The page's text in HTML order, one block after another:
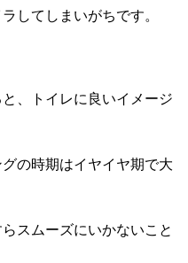
してしまいがちです。
、トイレに良いイメージ
の時期はイヤイヤ期で大
スムーズにいかないこと